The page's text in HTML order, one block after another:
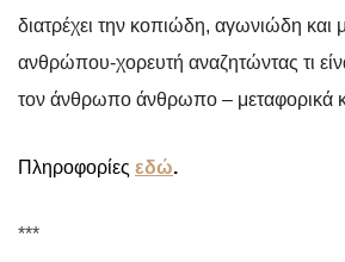
διατρέχει την κοπιώδη, αγωνιώδη και
ανθρώπου-χορευτή αναζητώντας τι
τον άνθρωπο άνθρωπο – μεταφορικά
Πληροφορίες εδώ.
***